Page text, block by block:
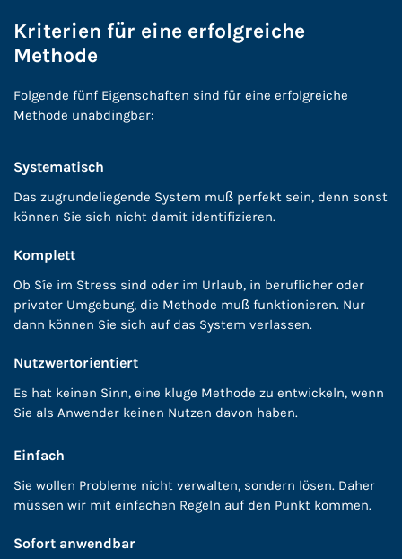
Kriterien für eine erfolgreiche
Methode
Folgende fünf Eigenschaften sind für eine erfolgreiche
Methode unabdingbar:
Systematisch
Das zugrundeliegende System muß perfekt sein, denn sonst
können Sie sich nicht damit identifizieren.
Komplett
Ob Síe im Stress sind oder im Urlaub, in beruflicher oder
privater Umgebung, die Methode muß funktionieren. Nur
dann können Sie sich auf das System verlassen.
Nutzwertorientiert
Es hat keinen Sinn, eine kluge Methode zu entwickeln, wenn
Sie als Anwender keinen Nutzen davon haben.
Einfach
Sie wollen Probleme nicht verwalten, sondern lösen. Daher
müssen wir mit einfachen Regeln auf den Punkt kommen.
Sofort anwendbar